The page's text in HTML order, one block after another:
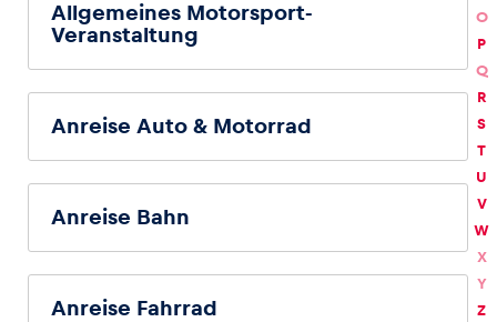
Glossar
Alle anzeigen
Allgemeines Motorsport-
Veranstaltung
Anreise Auto & Motorrad
Anreise Bahn
Anreise Fahrrad
O
P
Q
R
S
T
U
V
W
X
Y
Z